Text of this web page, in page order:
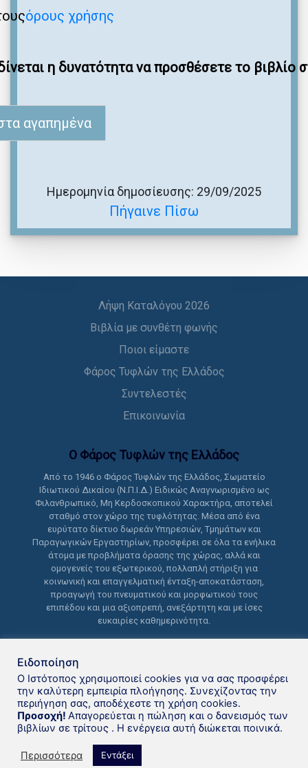
όρους χρήσης
η δυνατότητα να προσθέσετε το βιβλίο
αγαπημένα
Πήγαινε Πίσω
Ημερομηνία δημοσίευσης: 29/09/2025
Λήψη Καταλόγου 2026
Βιβλία με συνθέτη φωνής
Ποιοι είμαστε
Φάρος Τυφλών της Ελλάδος
Συντελεστές
Επικοινωνία
Ο Φάρος Τυφλών της Ελλάδoς
Από το 1946 ο Φάρος Τυφλών της Ελλάδος, Σωματείο
Ιδιωτικού Δικαίου (Ν.Π.Ι.Δ.) Ειδικώς Αναγνωρισμένο ως
Φιλανθρωπικό, Μη Κερδοσκοπικού Χαρακτήρα, αποτελεί
σταθμό στον χώρο της τυφλότητας. Μέσα από ένα
ευρύτατο δίκτυο δωρεάν Υπηρεσιών, Τμημάτων και
Παραγωγικών Εργαστηρίων, προσφέρει σε όλα τα ενήλικα
άτομα με προβλήματα όρασης της χώρας, αλλά και
ομογενείς του εξωτερικού, πολλαπλή στήριξη για
κοινωνική και επαγγελματική ένταξη-αποκατάσταση,
προαγωγή του πνευματικού και μορφωτικού τους
επιπέδου και μια αξιοπρεπή, ανεξάρτητη και με ίσες
ευκαιρίες καθημερινότητα.
Δανειστική βιβλιοθήκη Φάρου
Τυφλών της Ελλάδoς © 2021
Ειδοποίηση
Ο Ιστότοπος χρησιμοποιεί cookies για να σας προσφέρει
την καλύτερη εμπειρία πλοήγησης. Συνεχίζοντας την
περιήγηση σας, αποδέχεστε τη χρήση cookies.
Προσοχή! Απαγορεύεται η πώληση και ο δανεισμός των
βιβλίων σε τρίτους . Η ενέργεια αυτή διώκεται ποινικά.
Περισσότερα Εντάξει